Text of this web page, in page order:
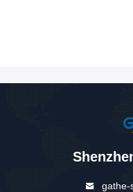
gathe-